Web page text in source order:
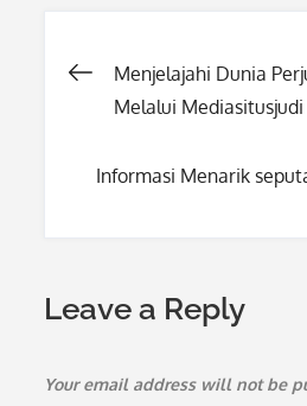
Post
Menjelajahi Dunia
Melalui Mediasitusjudi
Informasi Menarik
Leave a Reply
Your email address will not be